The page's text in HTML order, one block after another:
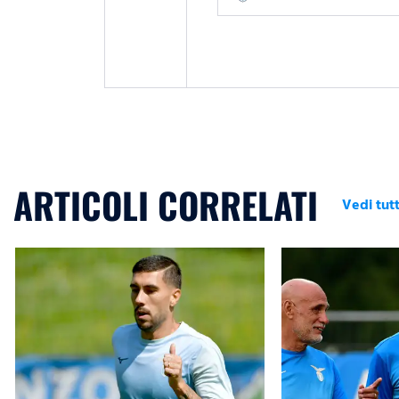
ARTICOLI CORRELATI Vedi